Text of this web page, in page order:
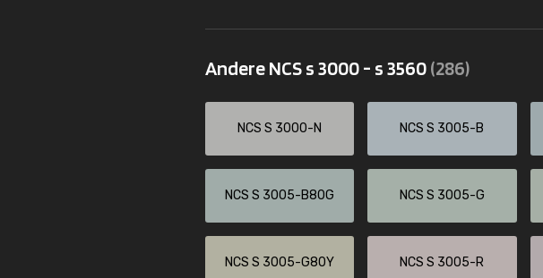
Andere NCS s 3000 - s 3560(286)
NCS S 3000-N NCS S 3005-B
NCS S 3005-B80G NCS S 3005-G
NCS S 3005-G80Y NCS S 3005-R